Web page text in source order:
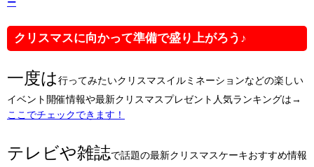
ー
クリスマスに向かって準備で盛り上がろう♪
一度は行ってみたいクリスマスイルミネーションなどの楽しい
イベント開催情報や最新クリスマスプレゼント人気ランキングは→
ここでチェックできます！
テレビや雑誌で話題の最新クリスマスケーキおすすめ情報